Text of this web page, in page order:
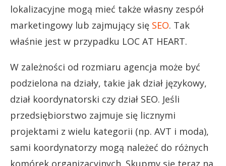
lokalizacyjne mogą mieć także własny zespół
marketingowy lub zajmujący się SEO. Tak
właśnie jest w przypadku LOC AT HEART.
W zależności od rozmiaru agencja może być
podzielona na działy, takie jak dział językowy,
dział koordynatorski czy dział SEO. Jeśli
przedsiębiorstwo zajmuje się licznymi
projektami z wielu kategorii (np. AVT i moda),
sami koordynatorzy mogą należeć do różnych
komórek organizacyjnych. Skupmy się teraz na